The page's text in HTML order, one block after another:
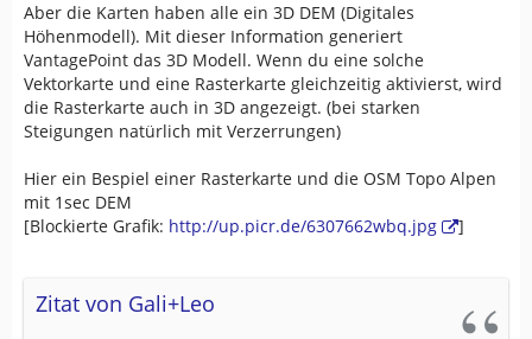
Aber die Karten haben alle ein 3D DEM (Digitales
Höhenmodell). Mit dieser Information generiert
VantagePoint das 3D Modell. Wenn du eine solche
Vektorkarte und eine Rasterkarte gleichzeitig aktivierst, wird
die Rasterkarte auch in 3D angezeigt. (bei starken
Steigungen natürlich mit Verzerrungen)
Hier ein Bespiel einer Rasterkarte und die OSM Topo Alpen
mit 1sec DEM
[Blockierte Grafik: http://up.picr.de/6307662wbq.jpg ]
Zitat von Gali+Leo